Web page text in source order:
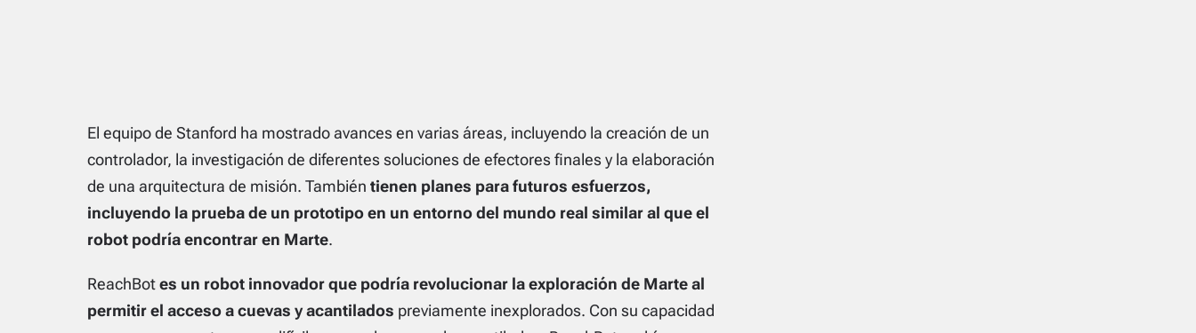
El equipo de Stanford ha mostrado avances en varias áreas, incluyendo la creación de un
controlador, la investigación de diferentes soluciones de efectores finales y la elaboración
de una arquitectura de misión. También tienen planes para futuros esfuerzos,
incluyendo la prueba de un prototipo en un entorno del mundo real similar al que el
robot podría encontrar en Marte.
ReachBotes un robot innovador que podría revolucionar la exploración de Marte al
permitir el acceso a cuevas y acantilados previamente inexplorados. Con su capacidad